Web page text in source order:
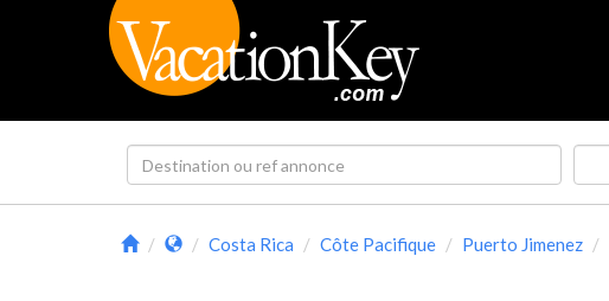
Costa Rica Côte Pacifique Puerto Jimenez